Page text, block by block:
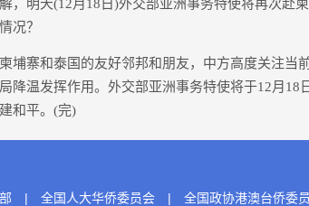
明天(12月18日)外交部亚洲事务特使将再次赴
况？
寨和泰国的友好邻邦和朋友，中方高度关注当
降温发挥作用。外交部亚洲事务特使将于12月18
和平。(完)
| 全国人大华侨委员会 | 全国政协港澳台侨委